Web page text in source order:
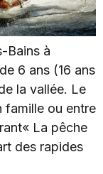
Bains à
6 ans (16 ans
la vallée. Le
famille ou entre
La pêche
des rapides